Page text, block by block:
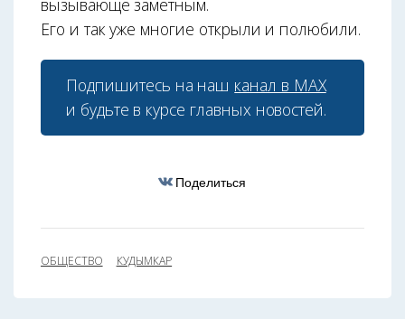
вызывающе заметным.
Его и так уже многие открыли и полюбили.
Подпишитесь на наш канал в МАХ
и будьте в курсе главных новостей.
Поделиться
ОБЩЕСТВО КУДЫМКАР